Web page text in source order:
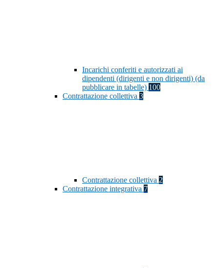
Incarichi conferiti e autorizzati ai
dipendenti (dirigenti e non dirigenti) (da
pubblicare in tabelle) 100
Contrattazione collettiva 3
Contrattazione collettiva 2
Contrattazione integrativa 7